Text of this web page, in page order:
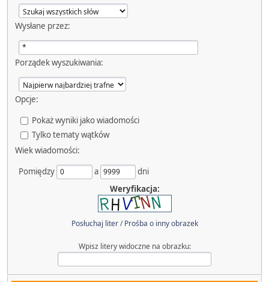
Wysłane przez:
Porządek wyszukiwania:
Opcje:
Pokaż wyniki jako wiadomości
Tylko tematy wątków
Wiek wiadomości:
Pomiędzy
a
dni
Weryfikacja:
Posłuchaj liter/Prośba o inny obrazek
Wpisz litery widoczne na obrazku: